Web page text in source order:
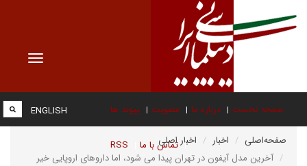
Toggle
صفحه نخست درباره ما عضویت پیوند ها
تماس با ما RSS
ENGLISH
صفحه‌اصلی اخبار
اخبار اصلی
آخرین مدل آیفون در تهران پیدا می شود، اما داروهای اروپایی خیر